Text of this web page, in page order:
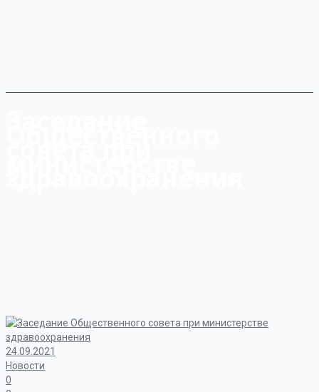
24.09.2021
Новости
0